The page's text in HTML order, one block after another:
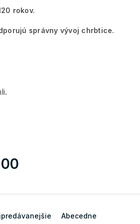
rokov.
správny vývoj chrbtice.
Abecedne